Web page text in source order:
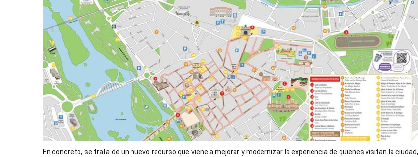
En concreto, se trata de un nuevo recurso que viene a mejorar y modernizar la experiencia de quienes visitan la ciudad,